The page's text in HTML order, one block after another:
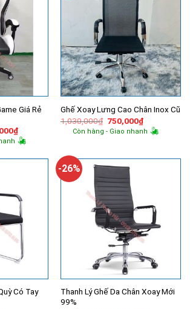
Giá Rẻ
₫Giá
hiện
tại
1,625,000₫.
Ghế Xoay Lưng Cao Chân Inox Cũ
1,030,000₫ Giá
gốc
là:
750,000₫Giá
hiện
tại
Còn hàng - Giao nhanh
Có Tay
-26%
Thanh Lý Ghế Da Chân Xoay Mới
99%